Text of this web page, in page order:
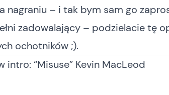
nagraniu – i tak bym sam go
zadowalający – podzielacie tę
ochotników ;).
intro: “Misuse” Kevin MacLeod